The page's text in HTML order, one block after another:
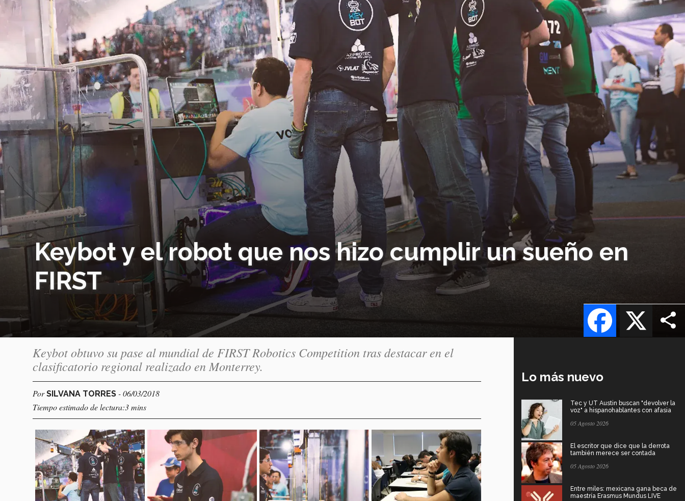
Keybot y el robot que nos hizo cumplir un sueño en
FIRST
X
Facebook
Keybot obtuvo su pase al mundial de FIRST Robotics Competition tras destacar en el
clasificatorio regional realizado en Monterrey.
PorSILVANA TORRES - 06/03/2018
Tiempo estimado de lectura:3 mins
Lo más nuevo
Tec y UT Austin buscan "devolver la
voz" a hispanohablantes con afasia
05 Agosto 2026
El escritor que dice que la derrota
también merece ser contada
05 Agosto 2026
Entre miles: mexicana gana beca de
maestría Erasmus Mundus LIVE